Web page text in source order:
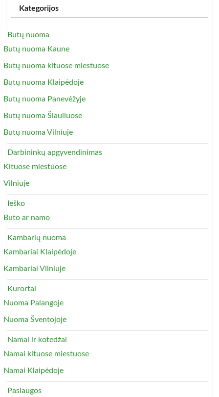
Kategorijos
Butų nuoma
Butų nuoma Kaune
Butų nuoma kituose miestuose
Butų nuoma Klaipėdoje
Butų nuoma Panevėžyje
Butų nuoma Šiauliuose
Butų nuoma Vilniuje
Darbininkų apgyvendinimas
Kituose miestuose
Vilniuje
Ieško
Buto ar namo
Kambarių nuoma
Kambariai Klaipėdoje
Kambariai Vilniuje
Kurortai
Nuoma Palangoje
Nuoma Šventojoje
Namai ir kotedžai
Namai kituose miestuose
Namai Klaipėdoje
Paslaugos